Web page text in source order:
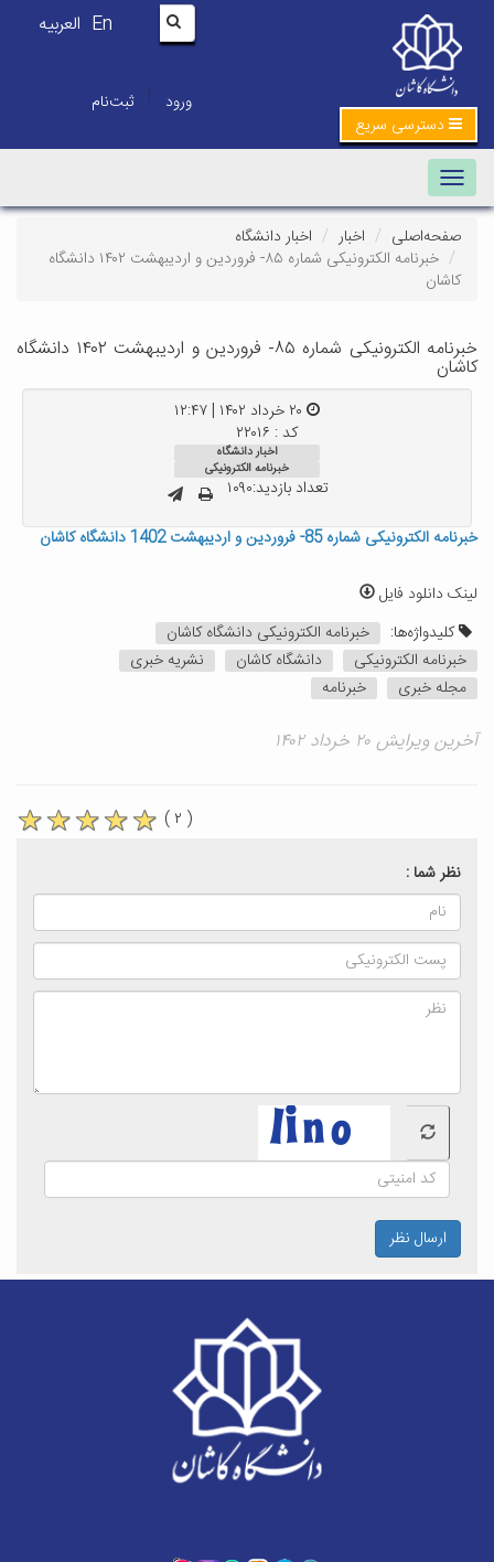
En العربیه
ورود | ثبت‌نام
دسترسی سریع
Toggle navigation
صفحه‌اصلی اخبار
اخبار دانشگاه
خبرنامه الکترونیکی شماره ۸۵- فروردین و اردیبهشت ۱۴۰۲ دانشگاه
کاشان
خبرنامه الکترونیکی شماره ۸۵- فروردین و اردیبهشت ۱۴۰۲ دانشگاه
کاشان
کد : ۲۲۰۱۶
اخبار دانشگاه
خبرنامه الکترونیکی
تعداد بازدید:۱۰۹۰
خبرنامه الکترونیکی شماره 85- فروردین و اردیبهشت 1402 دانشگاه کاشان
لینک دانلود فایل
کلیدواژه‌ها:
خبرنامه الکترونیکی دانشگاه کاشان
خبرنامه الکترونیکی
دانشگاه کاشان
نشریه خبری
مجله خبری
خبرنامه
آخرین ویرایش ۲۰ خرداد ۱۴۰۲
( ۲ )
نظر شما :
ارسال نظر